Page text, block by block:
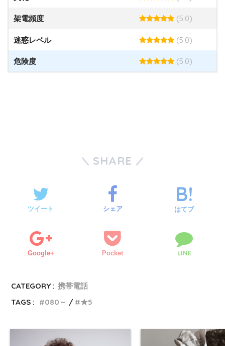
架電頻度 (5.0)
迷惑レベル (5.0)
危険度 (5.0)
SHARE
ツイート シェア はてブ
Google+ Pocket LINE
CATEGORY : 携帯電話
TAGS :
080～ ★5